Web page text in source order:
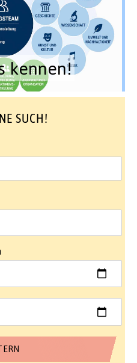
kennen!
SUCH!